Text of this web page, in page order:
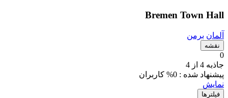
Bremen Town Hall
آلمان برمن
نقشه
0
جاذبه 4 از 4
پیشنهاد شده : 0% کاربران
نمایش
فیلتر‌ها